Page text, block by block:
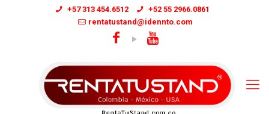
+57 313 454.6512
+52 55 2966.0861
rentatustand@idennto.com